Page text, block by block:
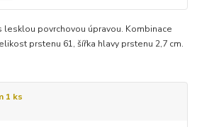
lesklou povrchovou úpravou. Kombinace
prstenu 61, šířka hlavy prstenu 2,7 cm.
1 ks